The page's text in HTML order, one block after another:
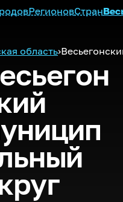
РегионовСтран
область›